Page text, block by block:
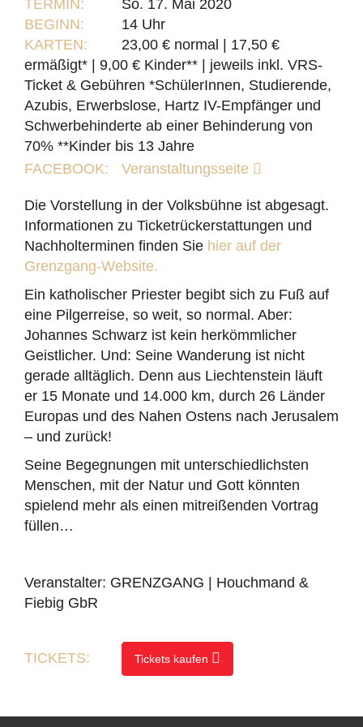
TERMIN:
So. 17. Mai 2020
BEGINN:
14 Uhr
KARTEN:
23,00 € normal | 17,50 €
ermäßigt* | 9,00 € Kinder** | jeweils inkl. VRS-
Ticket & Gebühren *SchülerInnen, Studierende,
Azubis, Erwerbslose, Hartz IV-Empfänger und
Schwerbehinderte ab einer Behinderung von
70% **Kinder bis 13 Jahre
FACEBOOK:
Veranstaltungsseite
Die Vorstellung in der Volksbühne ist abgesagt.
Informationen zu Ticketrückerstattungen und
Nachholterminen finden Sie hier auf der
Grenzgang-Website.
Ein katholischer Priester begibt sich zu Fuß auf
eine Pilgerreise, so weit, so normal. Aber:
Johannes Schwarz ist kein herkömmlicher
Geistlicher. Und: Seine Wanderung ist nicht
gerade alltäglich. Denn aus Liechtenstein läuft
er 15 Monate und 14.000 km, durch 26 Länder
Europas und des Nahen Ostens nach Jerusalem
– und zurück!
Seine Begegnungen mit unterschiedlichsten
Menschen, mit der Natur und Gott könnten
spielend mehr als einen mitreißenden Vortrag
füllen…
Veranstalter: GRENZGANG | Houchmand &
Fiebig GbR
TICKETS: Tickets kaufen